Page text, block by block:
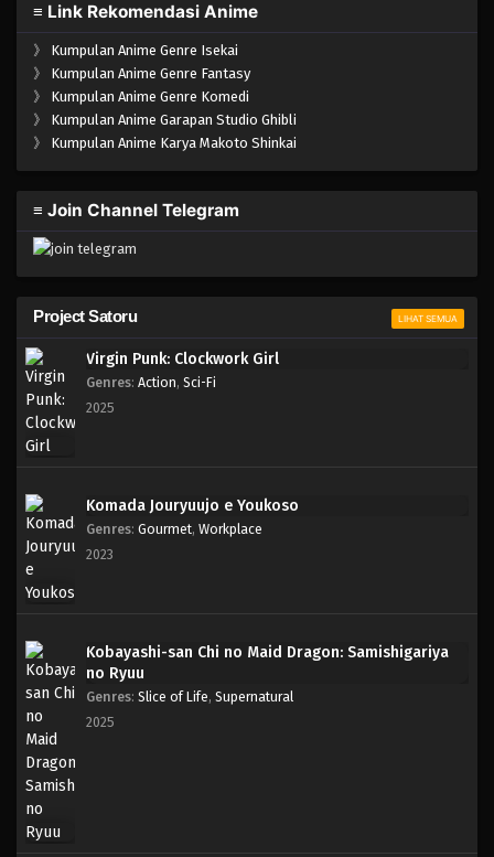
≡ Link Rekomendasi Anime
》 Kumpulan Anime Genre Isekai
》 Kumpulan Anime Genre Fantasy
》 Kumpulan Anime Genre Komedi
》 Kumpulan Anime Garapan Studio Ghibli
》 Kumpulan Anime Karya Makoto Shinkai
≡ Join Channel Telegram
Project Satoru LIHAT SEMUA
Virgin Punk: Clockwork Girl
Genres: Action, Sci-Fi
2025
Komada Jouryuujo e Youkoso
Genres: Gourmet, Workplace
2023
Kobayashi-san Chi no Maid Dragon: Samishigariya
no Ryuu
Genres: Slice of Life, Supernatural
2025